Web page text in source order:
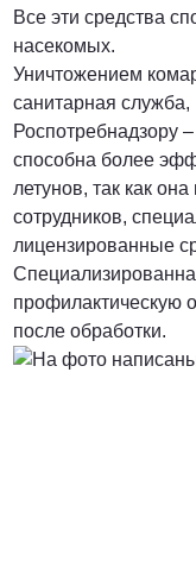
Все эти средства
насекомых.
Уничтожением
санитарная
способна более
летунов, так как
сотрудников,
лицензированные
профилактическую
после обработки.